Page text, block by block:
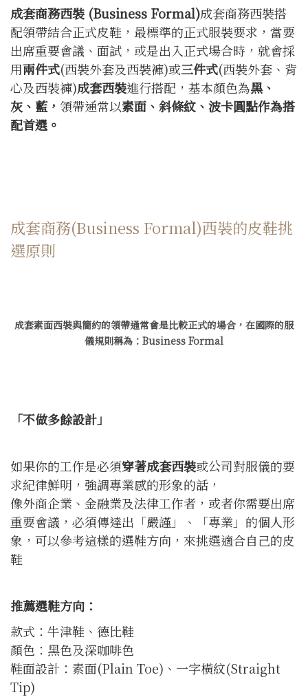
成套商務西裝 (Business Formal)成套商務西裝搭
配領帶結合正式皮鞋，最標準的正式服裝要求，當要
出席重要會議、面試，或是出入正式場合時，就會採
用兩件式(西裝外套及西裝褲)或三件式(西裝外套、背
心及西裝褲)成套西裝進行搭配，基本顏色為黑、
灰、藍， 領帶通常以素面、斜條紋、波卡圓點作為搭
配首選。
成套商務(Business Formal)西裝的皮鞋挑
選原則
成套素面西裝與簡約的領帶通常會是比較正式的場合，在國際的服
儀規則稱為：Business Formal
「不做多餘設計」
如果你的工作是必須穿著成套西裝或公司對服儀的要
求紀律鮮明，強調專業感的形象的話，
像外商企業、金融業及法律工作者，或者你需要出席
重要會議，必須傳達出「嚴謹」、「專業」的個人形
象，可以參考這樣的選鞋方向，來挑選適合自己的皮
鞋
推薦選鞋方向：
款式：牛津鞋、德比鞋
顏色：黑色及深咖啡色
鞋面設計：素面(Plain Toe)、一字橫紋(Straight
Tip)